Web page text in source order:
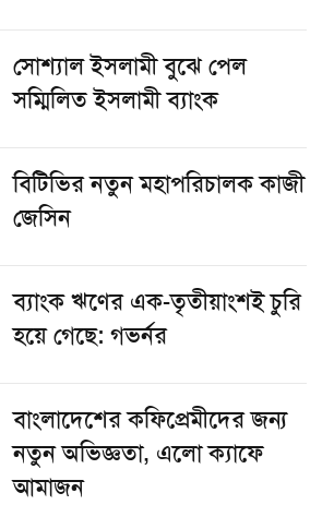
সোশ্যাল ইসলামী বুঝে পেল
সম্মিলিত ইসলামী ব্যাংক
বিটিভির নতুন মহাপরিচালক কাজী
জেসিন
ব্যাংক ঋণের এক-তৃতীয়াংশই চুরি
হয়ে গেছে: গভর্নর
বাংলাদেশের কফিপ্রেমীদের জন্য
নতুন অভিজ্ঞতা, এলো ক্যাফে
আমাজন